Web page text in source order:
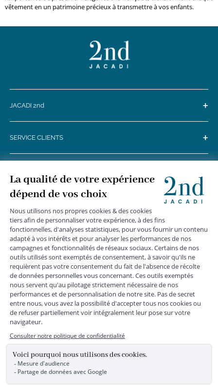
vêtement en un patrimoine précieux à transmettre à vos enfants.
JACADI 2nd +
SERVICE CLIENTS +
MENTIONS LÉGALES
DONNÉES PERSONNELLES
*Livraison express gratuite en point relais dès 59 € et à domicile dès 150
€ vers la France Métropolitaine
Les données collectées par la société JACADI, responsable
du traitement, sont nécessaires à l'envoi de newsletters, à la
création de compte, pour le traitement, le suivi et la livraison
de votre commande, ainsi que pour le suivi de votre
adhésion au programme fidélité. Conformément au
Règlement Européen 2016/679 du 27 avril 2016 sur la
protection des données personnelles, vous bénéficiez d'un
rectification, d'opposition, d'effacement, de portabilité ou de
limitation aux traitements de données vous concernant.
Vous pouvez exercer vos droits en écrivant à JACADI –
Service Clients – 2/10 Rue Chaptal, 92300 LEVALLOIS-